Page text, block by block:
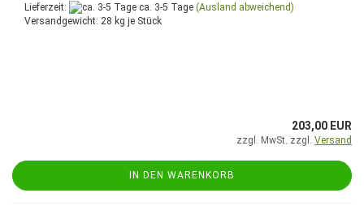
Lieferzeit:
ca. 3-5 Tage (Ausland abweichend)
Versandgewicht: 28 kg je Stück
203,00 EUR
zzgl. MwSt. zzgl. Versand
IN DEN WARENKORB